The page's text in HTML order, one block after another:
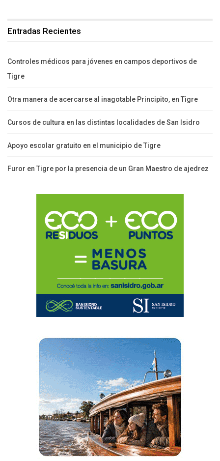
Entradas Recientes
Controles médicos para jóvenes en campos deportivos de
Tigre
Otra manera de acercarse al inagotable Principito, en Tigre
Cursos de cultura en las distintas localidades de San Isidro
Apoyo escolar gratuito en el municipio de Tigre
Furor en Tigre por la presencia de un Gran Maestro de ajedrez